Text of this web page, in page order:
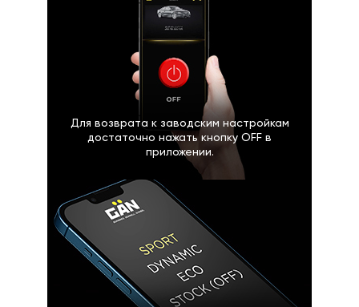
Для возврата к заводским настройкам
достаточно нажать кнопку OFF в
приложении.